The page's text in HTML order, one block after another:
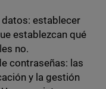
establecer
establezcan qué
no.
contraseñas: las
y la gestión